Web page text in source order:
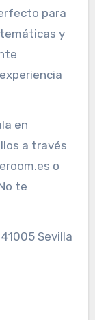
para
y
en
a través
o
te
Sevilla